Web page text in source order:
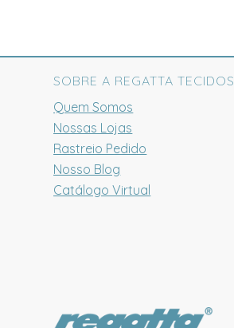
SOBRE A REGATTA TECIDOS
Quem Somos
Nossas Lojas
Rastreio Pedido
Nosso Blog
Catálogo Virtual